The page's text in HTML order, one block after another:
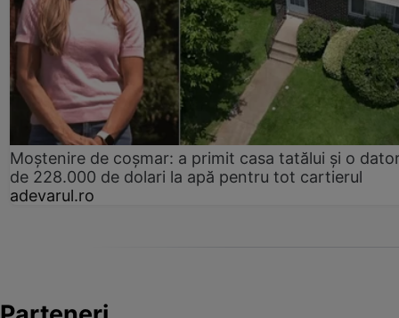
Moștenire de coșmar: a primit casa tatălui și o
de 228.000 de dolari la apă pentru tot cartierul
adevarul.ro